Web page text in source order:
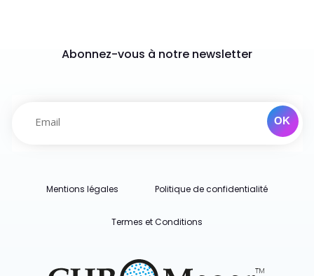
Abonnez-vous à notre newsletter
Mentions légales Politique de confidentialité
Termes et Conditions